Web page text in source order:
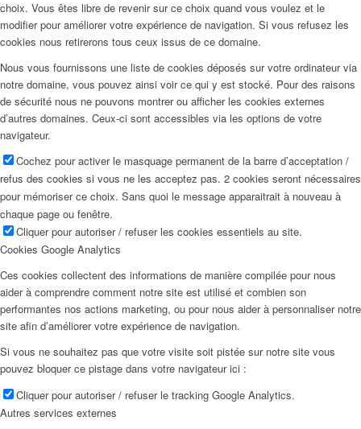
choix. Vous êtes libre de revenir sur ce choix quand vous voulez et le
modifier pour améliorer votre expérience de navigation. Si vous refusez les
cookies nous retirerons tous ceux issus de ce domaine.
Nous vous fournissons une liste de cookies déposés sur votre ordinateur via
notre domaine, vous pouvez ainsi voir ce qui y est stocké. Pour des raisons
de sécurité nous ne pouvons montrer ou afficher les cookies externes
d’autres domaines. Ceux-ci sont accessibles via les options de votre
navigateur.
Cochez pour activer le masquage permanent de la barre d’acceptation /
refus des cookies si vous ne les acceptez pas. 2 cookies seront nécessaires
pour mémoriser ce choix. Sans quoi le message apparaitrait à nouveau à
chaque page ou fenêtre.
Cliquer pour autoriser / refuser les cookies essentiels au site.
Cookies Google Analytics
Ces cookies collectent des informations de manière compilée pour nous
aider à comprendre comment notre site est utilisé et combien son
performantes nos actions marketing, ou pour nous aider à personnaliser notre
site afin d’améliorer votre expérience de navigation.
Si vous ne souhaitez pas que votre visite soit pistée sur notre site vous
pouvez bloquer ce pistage dans votre navigateur ici :
Cliquer pour autoriser / refuser le tracking Google Analytics.
Autres services externes